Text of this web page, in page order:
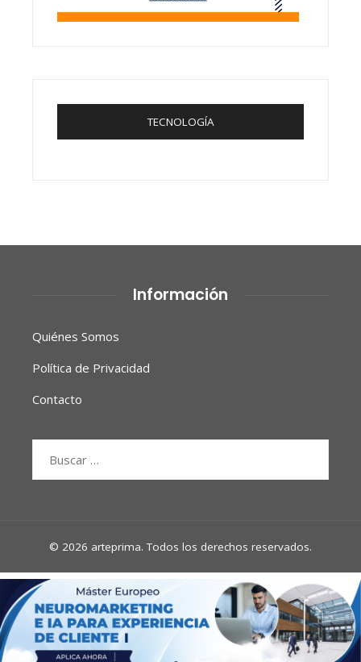
TECNOLOGÍA
Información
Quiénes Somos
Política de Privacidad
Contacto
© 2026 arteprima. Todos los derechos reservados.